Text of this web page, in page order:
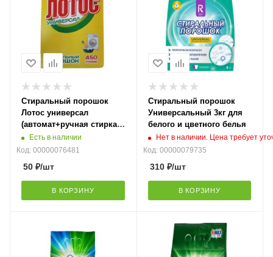
Стиральный порошок
Лотос универсал
(автомат+ручная стирка)
450гр
Есть в наличии
Код: 00000076481
50 ₽/шт
В КОРЗИНУ
Стиральный порошок
Универсальный 3кг для
белого и цветного белья
Нет в наличии. Цена требует
Код: 00000079735
310₽/шт
В КОРЗИНУ